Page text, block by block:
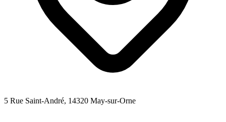
5 Rue Saint-André, 14320 May-sur-Orne